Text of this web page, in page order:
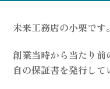
未来工務店の小栗です。
創業当時から当たり
自の保証書を発行して